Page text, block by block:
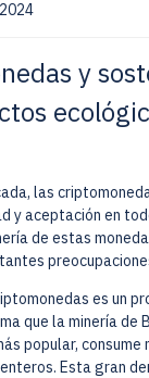
y
las
y aceptación en
de estas
es un
que la minería de
popular, consume
Esta gran